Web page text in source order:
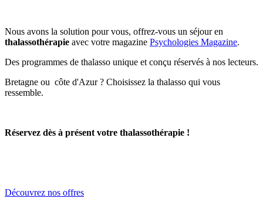
Nous avons la solution pour vous, offrez-vous un séjour en
thalassothérapie avec votre magazine Psychologies Magazine.
Des programmes de thalasso unique et conçu réservés à nos lecteurs.
Bretagne ou côte d'Azur ? Choisissez la thalasso qui vous
ressemble.
Réservez dès à présent votre thalassothérapie !
Découvrez nos offres